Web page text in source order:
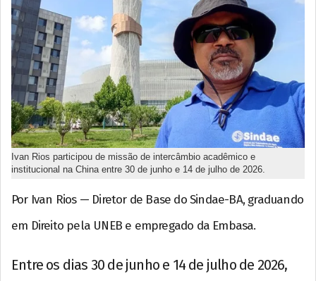
Ivan Rios participou de missão de intercâmbio acadêmico e
institucional na China entre 30 de junho e 14 de julho de 2026.
Por Ivan Rios — Diretor de Base do Sindae-BA, graduando
em Direito pela UNEB e empregado da Embasa.
Entre os dias 30 de junho e 14 de julho de 2026,